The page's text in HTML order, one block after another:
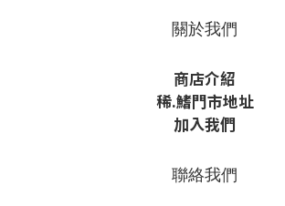
關於我們
商店介紹
稀.鰭門市地址
加入我們
聯絡我們